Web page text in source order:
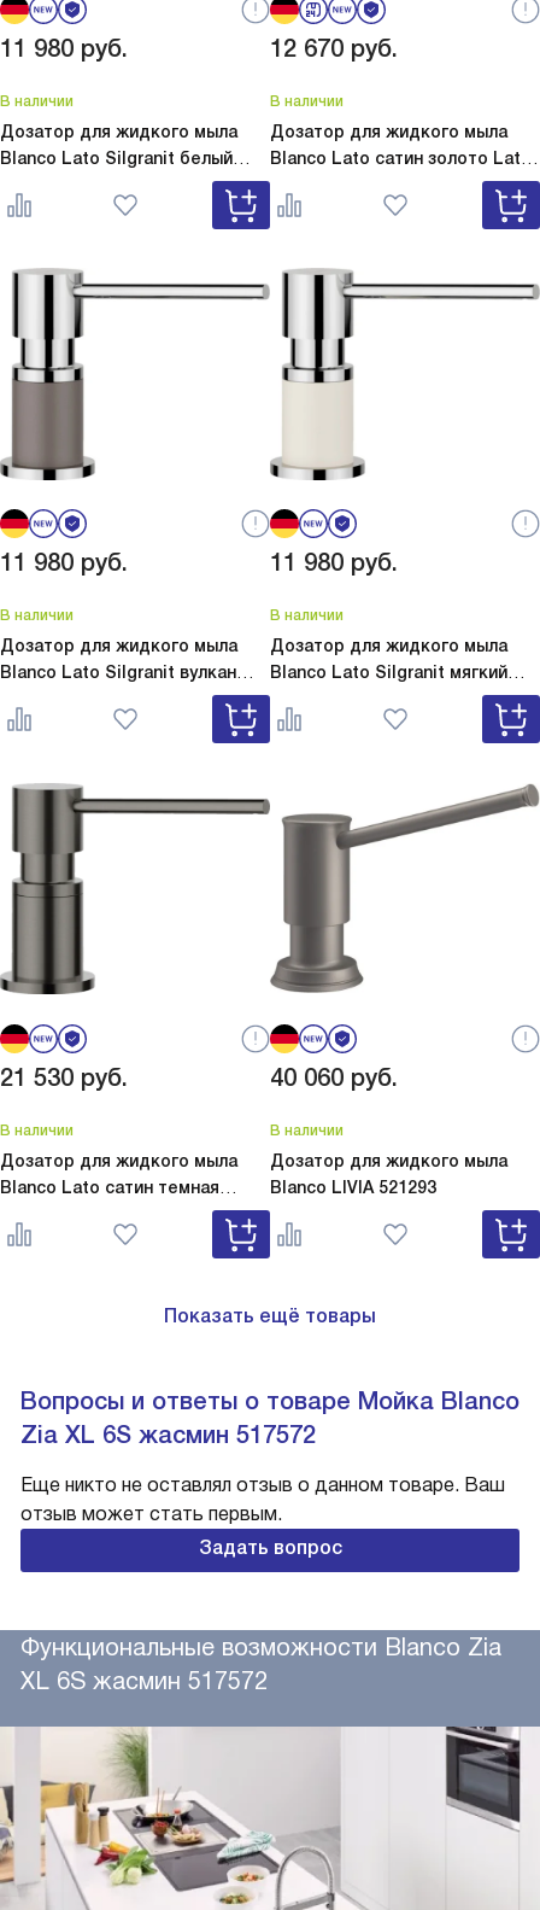
11 980 руб.
В наличии
Дозатор для жидкого мыла
Blanco Lato Silgranit белый
Lato Silgranit белый 525814
12 670 руб.
В наличии
Дозатор для жидкого мыла
Blanco Lato сатин золото Lato
11 980 руб.
В наличии
Дозатор для жидкого мыла
Blanco Lato Silgranit вулкан
Lato Silgranit вулкан
серый 526954
11 980 руб.
В наличии
Дозатор для жидкого мыла
Blanco Lato Silgranit мягкий
Lato Silgranit мягкий
белый 526955
21 530 руб.
В наличии
Дозатор для жидкого мыла
Blanco Lato сатин темная
Lato сатин темная сталь
527743
40 060 руб.
В наличии
Дозатор для жидкого мыла
Blanco LIVIA 521293
Показать ещё товары
Вопросы и ответы о товаре Мойка Blanco
Zia XL 6S жасмин 517572
Еще никто не оставлял отзыв о данном товаре. Ваш
отзыв может стать первым.
Задать вопрос
Функциональные возможности Blanco Zia
XL 6S жасмин 517572